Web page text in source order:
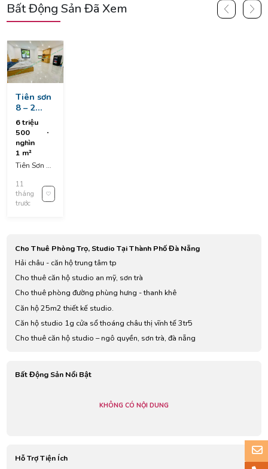
Bất Động Sản Đã Xem
Tiên sơn
8 – 2
phòng
mới keng
giá rẻ
6 triệu
500
nghìn
1 m²
Tiên Sơn 8,
Cường,
Hòa Cường
Nam, Hải
Vietnam
11
tháng
trước
Cho Thuê Phòng Trọ, Studio Tại Thành Phố Đà Nẵng
Hải châu - căn hộ trung tâm tp
Cho thuê căn hộ studio an mỹ, sơn trà
Cho thuê phòng đường phùng hưng - thanh khê
Căn hộ 25m2 thiết kế studio.
Căn hộ studio 1g cửa sổ thoáng châu thị vĩnh tế 3tr5
Cho thuê căn hộ studio – ngô quyền, sơn trà, đà nẵng
Bất Động Sản Nổi Bật
KHÔNG CÓ NỘI DUNG
Hỗ Trợ Tiện Ích